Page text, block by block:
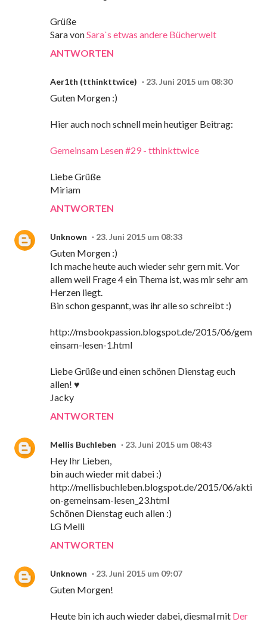
Grüße
Sara vonSara`s etwas andere Bücherwelt
ANTWORTEN
Aer1th (tthinkttwice) 23. Juni 2015 um 08:30
Guten Morgen :)
Hier auch noch schnell mein heutiger Beitrag:
Gemeinsam Lesen #29 - tthinkttwice
Liebe Grüße
Miriam
ANTWORTEN
Unknown 23. Juni 2015 um 08:33
Guten Morgen :)
Ich mache heute auch wieder sehr gern mit. Vor
allem weil Frage 4 ein Thema ist, was mir sehr am
Herzen liegt.
Bin schon gespannt, was ihr alle so schreibt :)
http://msbookpassion.blogspot.de/2015/06/gem
einsam-lesen-1.html
Liebe Grüße und einen schönen Dienstag euch
allen! ♥
Jacky
ANTWORTEN
Mellis Buchleben 23. Juni 2015 um 08:43
Hey Ihr Lieben,
bin auch wieder mit dabei :)
http://mellisbuchleben.blogspot.de/2015/06/akti
on-gemeinsam-lesen_23.html
Schönen Dienstag euch allen :)
LG Melli
ANTWORTEN
Unknown 23. Juni 2015 um 09:07
Guten Morgen!
Heute bin ich auch wieder dabei, diesmal mit Der